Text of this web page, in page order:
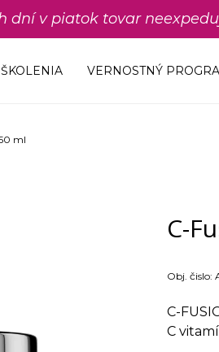
v piatok tovar
VERNOSTNÝ
ml
C-
Obj. čislo:
C-
C